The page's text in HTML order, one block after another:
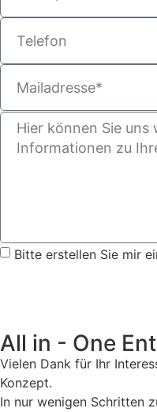
Bitte erstellen Sie mir
All in - One
Vielen Dank für Ihr
Konzept.
In nur wenigen Schritten